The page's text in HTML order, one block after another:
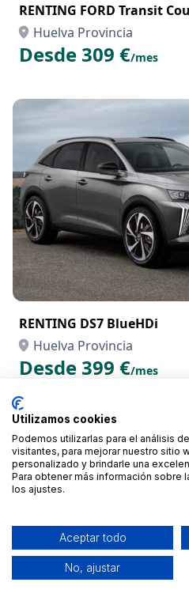
RENTING FORD Transit
Huelva Provincia
Desde 309 €/mes
RENTING DS7 BlueHDi
Huelva Provincia
Desde 399 €/mes
Utilizamos cookies
Podemos utilizarlas para el análisis
visitantes, para mejorar nuestro sitio
personalizado y brindarle una
Para obtener más información sobre
los ajustes.
Aceptar todo
No, ajustar